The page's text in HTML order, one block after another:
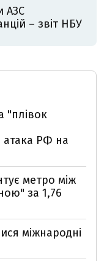
АЗС
– звіт НБУ
"плівок
атака РФ на
метро між
за 1,76
міжнародні